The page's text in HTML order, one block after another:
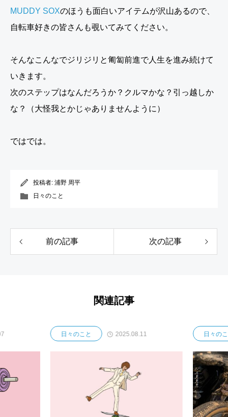
MUDDY SOXのほうも面白いアイテムが沢山あるので、
自転車好きの皆さんも覗いてみてください。
そんなこんなでジリジリと匍匐前進で人生を進み続けて
いきます。
次のステップはなんだろうか？クルマかな？引っ越しか
な？（大怪我とかじゃありませんように）
ではでは。
投稿者: 浦野 周平
日々のこと
前の記事 次の記事
関連記事
日々のこと 2025.08.11 日々のこ